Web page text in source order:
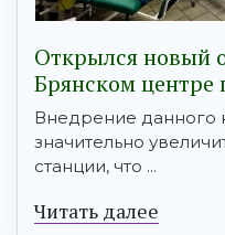
Открылся новый
Брянском центре
Внедрение данного
значительно
станции, что ...
Читать далее